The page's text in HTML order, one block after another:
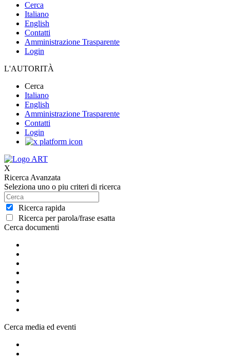
Cerca
Italiano
English
Contatti
Amministrazione Trasparente
Login
L'AUTORITÀ
Cerca
Italiano
English
Amministrazione Trasparente
Contatti
Login
X
Ricerca Avanzata
Seleziona uno o piu criteri di ricerca
Ricerca rapida
Ricerca per parola/frase esatta
Cerca documenti
Cerca media ed eventi